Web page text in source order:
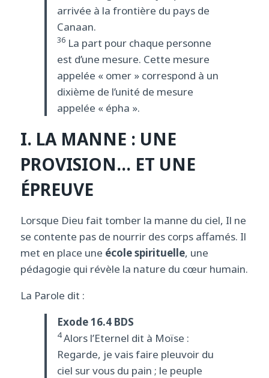
arrivée à la frontière du pays de
Canaan.
36La part pour chaque personne
est d’une mesure. Cette mesure
appelée « omer » correspond à un
dixième de l’unité de mesure
appelée « épha ».
I. LA MANNE : UNE
PROVISION… ET UNE
ÉPREUVE
Lorsque Dieu fait tomber la manne du ciel, Il ne
se contente pas de nourrir des corps affamés. Il
met en place une école spirituelle, une
pédagogie qui révèle la nature du cœur humain.
La Parole dit :
Exode 16.4 BDS
4Alors l’Eternel dit à Moïse :
Regarde, je vais faire pleuvoir du
ciel sur vous du pain ; le peuple